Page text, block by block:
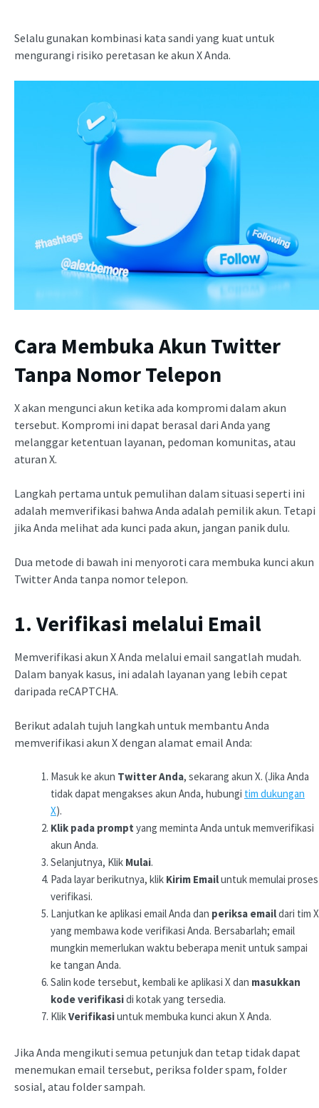
Selalu gunakan kombinasi kata sandi yang kuat untuk
mengurangi risiko peretasan ke akun X Anda.
Cara Membuka Akun Twitter
Tanpa Nomor Telepon
X akan mengunci akun ketika ada kompromi dalam akun
tersebut. Kompromi ini dapat berasal dari Anda yang
melanggar ketentuan layanan, pedoman komunitas, atau
aturan X.
Langkah pertama untuk pemulihan dalam situasi seperti ini
adalah memverifikasi bahwa Anda adalah pemilik akun. Tetapi
jika Anda melihat ada kunci pada akun, jangan panik dulu.
Dua metode di bawah ini menyoroti cara membuka kunci akun
Twitter Anda tanpa nomor telepon.
1. Verifikasi melalui Email
Memverifikasi akun X Anda melalui email sangatlah mudah.
Dalam banyak kasus, ini adalah layanan yang lebih cepat
daripada reCAPTCHA.
Berikut adalah tujuh langkah untuk membantu Anda
memverifikasi akun X dengan alamat email Anda:
Masuk ke akun Twitter Anda, sekarang akun X. (Jika Anda
tidak dapat mengakses akun Anda, hubungi tim dukungan
X).
Klik pada prompt yang meminta Anda untuk memverifikasi
akun Anda.
Selanjutnya, Klik Mulai.
Pada layar berikutnya, klik Kirim Emailuntuk memulai proses
verifikasi.
Lanjutkan ke aplikasi email Anda dan periksa emaildari tim X
yang membawa kode verifikasi Anda. Bersabarlah; email
mungkin memerlukan waktu beberapa menit untuk sampai
ke tangan Anda.
Salin kode tersebut, kembali ke aplikasi X dan masukkan
kode verifikasidi kotak yang tersedia.
KlikVerifikasiuntuk membuka kunci akun X Anda.
Jika Anda mengikuti semua petunjuk dan tetap tidak dapat
menemukan email tersebut, periksa folder spam, folder
sosial, atau folder sampah.